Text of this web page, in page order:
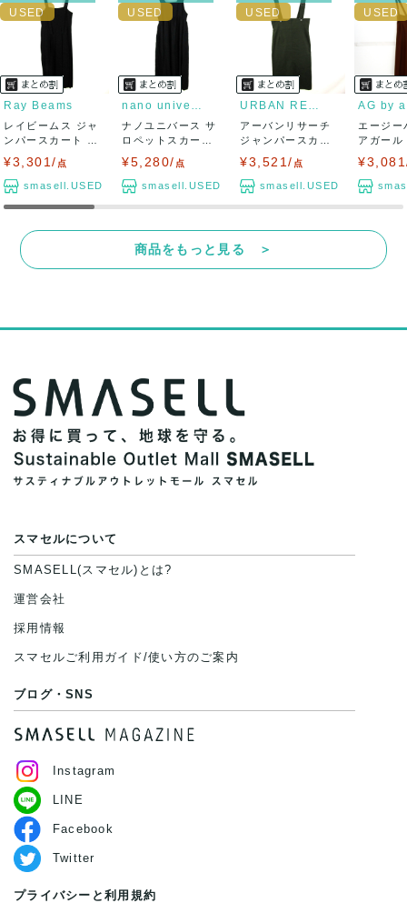
Ray Beams
レイビームス ジャ
ンパースカート サ
¥3,301/ 点
smasell.USED
nano universe
ナノユニバース サ
ロペットスカート
¥5,280/ 点
smasell.USED
URBAN RESEARCH
アーバンリサーチ
ジャンパースカー
¥3,521/ 点
smasell.USED
エージー
アガール
商品をもっと見る ＞
スマセルについて
SMASELL(スマセル)とは?
運営会社
採用情報
スマセルご利用ガイド/使い方のご案内
ブログ・SNS
Instagram
LINE
Facebook
Twitter
プライバシーと利用規約